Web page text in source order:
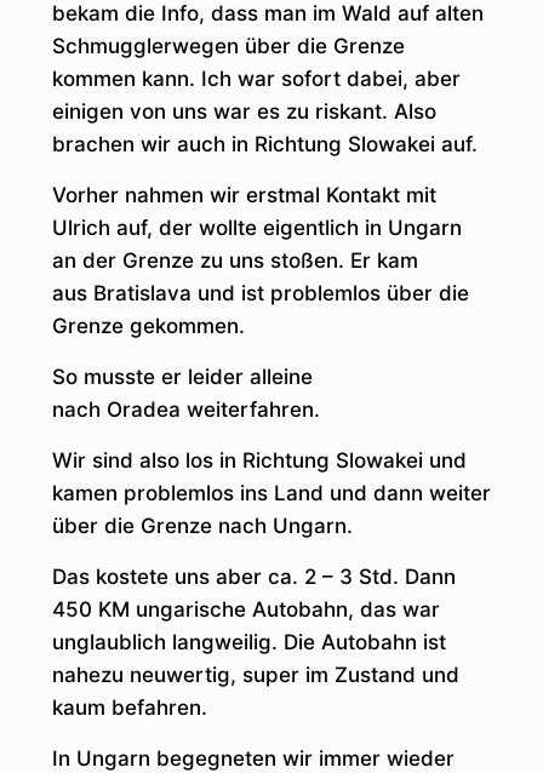
bekam die Info, dass man im Wald auf alten
Schmugglerwegen über die Grenze
kommen kann. Ich war sofort dabei, aber
einigen von uns war es zu riskant. Also
brachen wir auch in Richtung Slowakei auf.
Vorher nahmen wir erstmal Kontakt mit
Ulrich auf, der wollte eigentlich in Ungarn
an der Grenze zu uns stoßen. Er kam
aus Bratislava und ist problemlos über die
Grenze gekommen.
So musste er leider alleine
nach Oradea weiterfahren.
Wir sind also los in Richtung Slowakei und
kamen problemlos ins Land und dann weiter
über die Grenze nach Ungarn.
Das kostete uns aber ca. 2 – 3 Std. Dann
450 KM ungarische Autobahn, das war
unglaublich langweilig. Die Autobahn ist
nahezu neuwertig, super im Zustand und
kaum befahren.
In Ungarn begegneten wir immer wieder